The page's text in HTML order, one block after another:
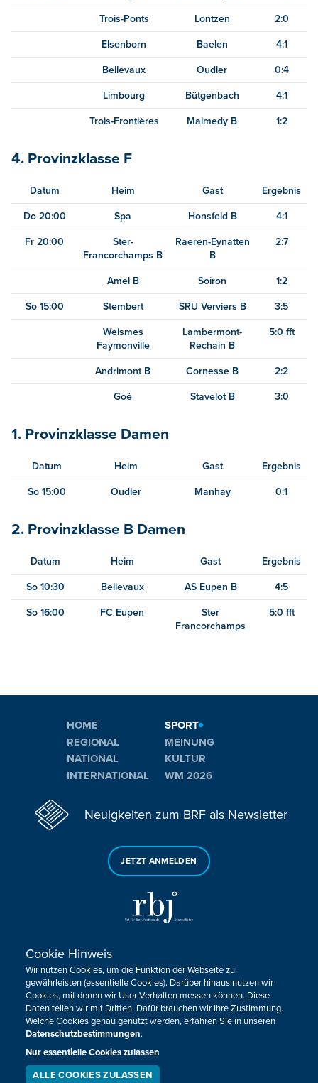
Trois-Ponts Lontzen 2:0
Elsenborn Baelen 4:1
Bellevaux Oudler 0:4
Limbourg Bütgenbach 4:1
Trois-Frontières Malmedy B 1:2
4. Provinzklasse F
Datum Heim Gast Ergebnis
Do 20:00 Spa Honsfeld B 4:1
Fr 20:00
Ster-
Francorchamps B
Raeren-Eynatten
B
2:7
Amel B Soiron 1:2
So 15:00 Stembert SRU Verviers B 3:5
Weismes
Faymonville
Lambermont-
Rechain B
5:0 fft
Andrimont B Cornesse B 2:2
Goé Stavelot B 3:0
1. Provinzklasse Damen
Datum Heim Gast Ergebnis
So 15:00 Oudler Manhay 0:1
2. Provinzklasse B Damen
Datum Heim Gast Ergebnis
So 10:30 Bellevaux AS Eupen B 4:5
So 16:00 FC Eupen
Ster
Francorchamps
5:0 fft
HOME
REGIONAL
NATIONAL
INTERNATIONAL
SPORT
MEINUNG
KULTUR
WM 2026
Neuigkeiten zum BRF als Newsletter
JETZT ANMELDEN
Sie haben noch Fragen oder Anmerkungen?
KONTAKTIEREN SIE UNS!
Impressum Datenschutz Kontakt
Barrierefreiheit
Cookie-Zustimmung anpassen
Design, Konzept & Programmierung:
Cookie Hinweis
Wir nutzen Cookies, um die Funktion der Webseite zu
gewährleisten (essentielle Cookies). Darüber hinaus nutzen wir
Cookies, mit denen wir User-Verhalten messen können. Diese
Daten teilen wir mit Dritten. Dafür brauchen wir Ihre Zustimmung.
Welche Cookies genau genutzt werden, erfahren Sie in unseren
Datenschutzbestimmungen.
Nur essentielle Cookies zulassen
ALLE COOKIES ZULASSEN